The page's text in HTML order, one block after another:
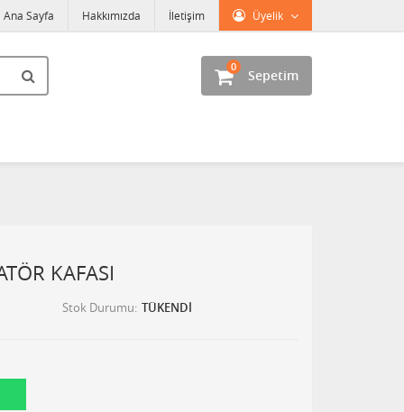
Üyelik
Ana Sayfa Hakkımızda İletişim
Sepetim
0
KAFASI
Stok Durumu TÜKENDİ